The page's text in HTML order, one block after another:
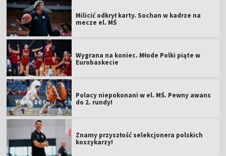
Milicić odkrył karty. Sochan w kadrze na
mecze el. MŚ
Wygrana na koniec. Młode Polki piąte w
Eurobaskecie
Polacy niepokonani w el. MŚ. Pewny awans
do 2. rundy!
Znamy przyszłość selekcjonera polskich
koszykarzy!